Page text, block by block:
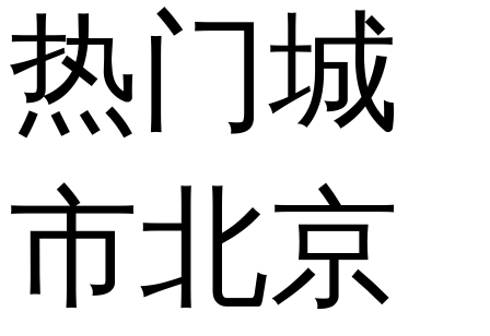
热门城
市北京